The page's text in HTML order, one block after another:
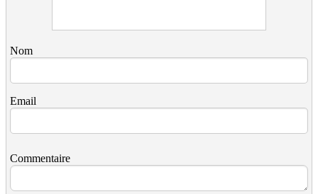
Nom
Email
Commentaire